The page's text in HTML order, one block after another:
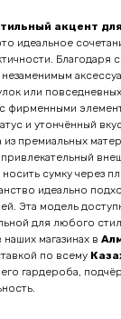
акцент
идеальное
Благодаря
незаменимым
или
фирменными
и утончённый
из премиальных
сумку через
идеально
Эта модель
для любого
наших магазинах в
по всему
гардероба,